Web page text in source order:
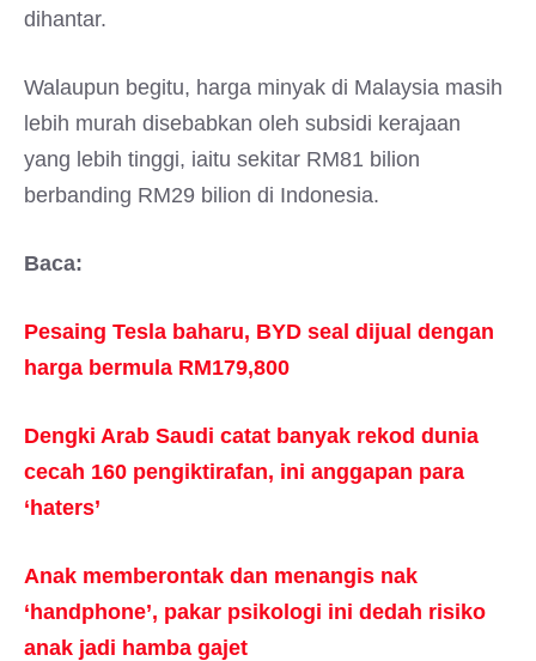
dihantar.
Walaupun begitu, harga minyak di Malaysia masih
lebih murah disebabkan oleh subsidi kerajaan
yang lebih tinggi, iaitu sekitar RM81 bilion
berbanding RM29 bilion di Indonesia.
Baca:
Pesaing Tesla baharu, BYD seal dijual dengan
harga bermula RM179,800
Dengki Arab Saudi catat banyak rekod dunia
cecah 160 pengiktirafan, ini anggapan para
‘haters’
Anak memberontak dan menangis nak
‘handphone’, pakar psikologi ini dedah risiko
anak jadi hamba gajet